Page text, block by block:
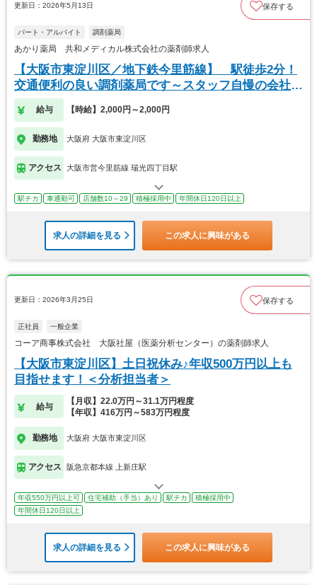
更新日：2026年5月13日 保存する
パート・アルバイト 調剤薬局
あかり薬局 共和メディカル株式会社の薬剤師求人
【大阪市東淀川区／地下鉄今里筋線】 駅徒歩2分！
交通便利の良い調剤薬局です～スタッフ自慢の会社で
す
給与 【時給】2,000円～2,000円
勤務地 大阪府 大阪市東淀川区
アクセス 大阪市営今里筋線 瑞光四丁目駅
駅チカ 車通勤可 店舗数10～29 積極採用中 年間休日120日以上
求人の詳細を見る この求人に興味がある
更新日：2026年3月25日 保存する
正社員 一般企業
コーア商事株式会社 大阪社屋（医薬分析センター）の薬剤師求人
【大阪市東淀川区】土日祝休み♪年収500万円以上も
目指せます！＜分析担当者＞
給与
【月収】22.0万円～31.1万円程度
【年収】416万円～583万円程度
勤務地 大阪府 大阪市東淀川区
アクセス 阪急京都本線 上新庄駅
年収550万円以上可 住宅補助（手当）あり 駅チカ
積極採用中
年間休日120日以上
求人の詳細を見る この求人に興味がある